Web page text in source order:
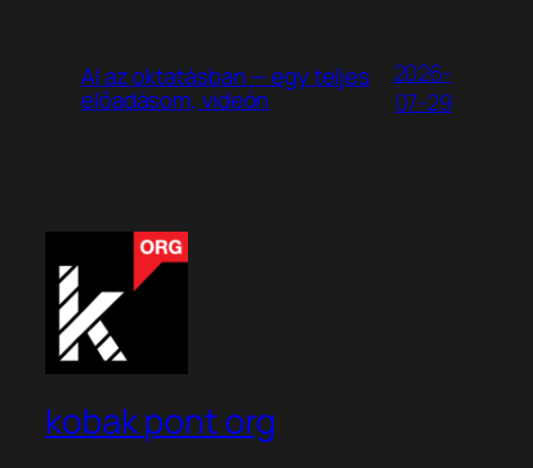
AI az oktatásban — egy teljes
előadásom, videón
2026-
07-29
kobak pont org